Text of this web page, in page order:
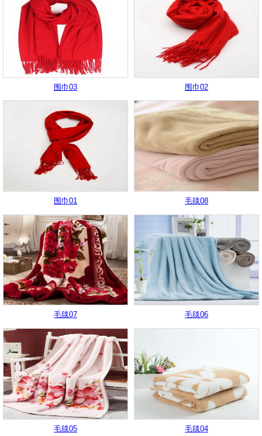
围巾03 围巾02
围巾01 毛毯08
毛毯07 毛毯06
毛毯05 毛毯04